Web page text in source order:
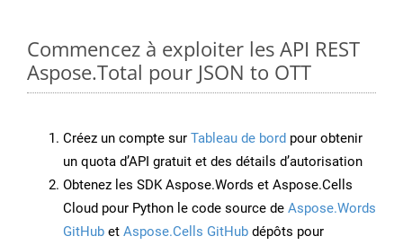
Commencez à exploiter les API REST
Aspose.Total pour JSON to OTT
Créez un compte sur Tableau de bord pour obtenir
un quota d’API gratuit et des détails d’autorisation
Obtenez les SDK Aspose.Words et Aspose.Cells
Cloud pour Python le code source de Aspose.Words
GitHub et Aspose.Cells GitHub dépôts pour